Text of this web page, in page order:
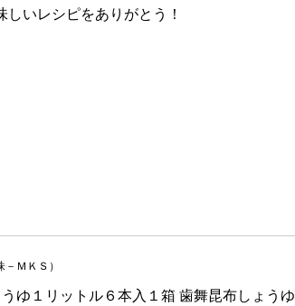
しいレシピをありがとう！
ＭＫＳ）
ゆ１リットル６本入１箱 歯舞昆布しょうゆ